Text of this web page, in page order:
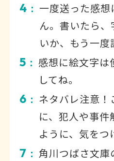
4 ： 一度送った感想
ん。書いたら
いか、もう一度
5 ： 感想に絵文字は
してね。
6 ： ネタバレ注意！
に、犯人や事
ように、気をつ
7 ： 角川つばさ文